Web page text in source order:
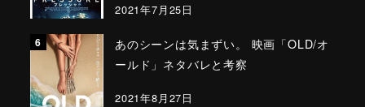
2021年7月25日
あのシーンは気まずい。 映画「OLD/オ
ールド」ネタバレと考察
2021年8月27日